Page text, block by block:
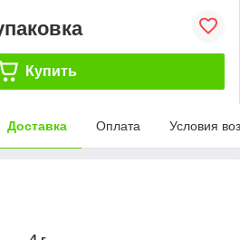
Купить
Доставка Оплата Условия